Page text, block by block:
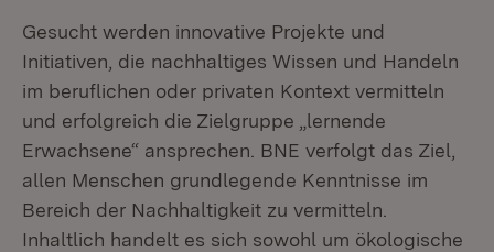
Gesucht werden innovative Projekte und
Initiativen, die nachhaltiges Wissen und Handeln
im beruflichen oder privaten Kontext vermitteln
und erfolgreich die Zielgruppe „lernende
Erwachsene“ ansprechen. BNE verfolgt das Ziel,
allen Menschen grundlegende Kenntnisse im
Bereich der Nachhaltigkeit zu vermitteln.
Inhaltlich handelt es sich sowohl um ökologische